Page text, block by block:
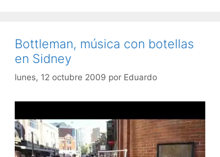
Bottleman, música con botellas
en Sidney
lunes, 12 octubre 2009 por Eduardo